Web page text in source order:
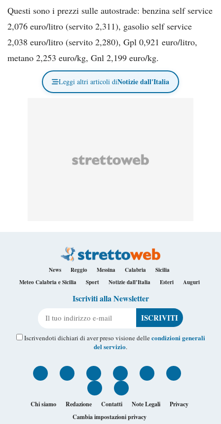
Questi sono i prezzi sulle autostrade: benzina self service
2,076 euro/litro (servito 2,311), gasolio self service
2,038 euro/litro (servito 2,280), Gpl 0,921 euro/litro,
metano 2,253 euro/kg, Gnl 2,199 euro/kg.
Leggi altri articoli diNotizie dall'Italia
News Reggio Messina Calabria
Sicilia
Meteo Calabria e Sicilia
Sport Notizie dall’Italia Esteri Auguri
Iscriviti alla Newsletter
Iscrivendoti dichiari di aver preso visione dellecondizioni generali
del servizio.
Chi siamo Redazione Contatti Note Legali
Privacy
Cambia impostazioni privacy